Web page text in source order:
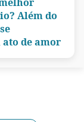
Além do
de amor